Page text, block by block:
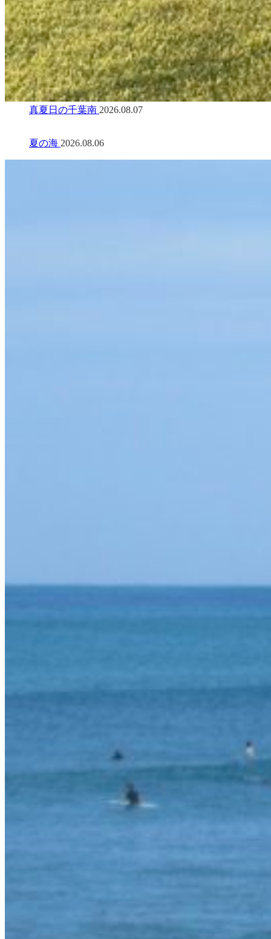
真夏日の千葉南 2026.08.07
夏の海 2026.08.06